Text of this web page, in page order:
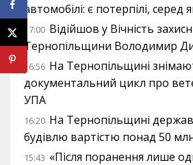
автомобілі: є потерпілі, серед
17:00 Відійшов у Вічність
Тернопільщини Володимир
16:56 На Тернопільщині
документальний цикл про
УПА
16:20 На Тернопільщині
будівлю вартістю понад 50
15:43 «Після поранення лише